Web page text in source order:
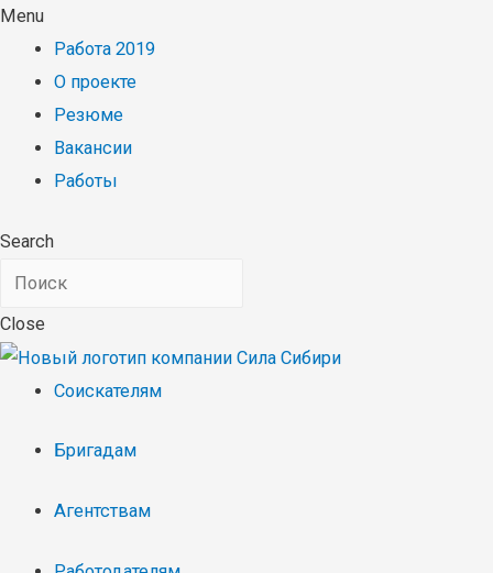
Menu
Работа 2019
О проекте
Резюме
Вакансии
Работы
Search
Close
Соискателям
Бригадам
Агентствам